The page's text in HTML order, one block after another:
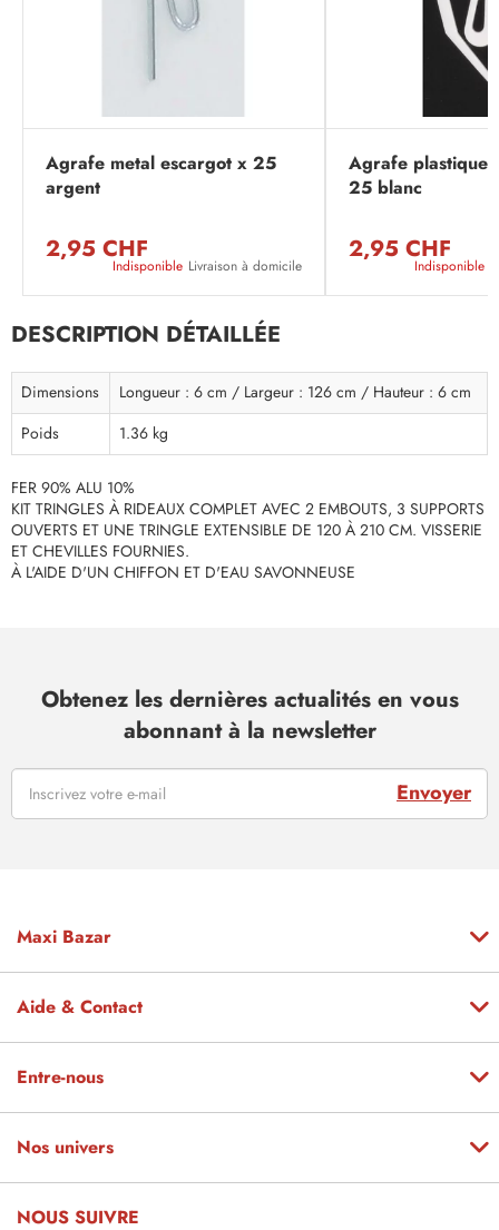
Agrafe metal escargot x 25
argent
2,95 CHF
Indisponible Livraison à domicile
Agrafe plastique
25 blanc
2,95 CHF
Indisponible
DESCRIPTION DÉTAILLÉE
Dimensions
Longueur : 6 cm / Largeur : 126 cm / Hauteur : 6 cm
Poids
1.36 kg
FER 90% ALU 10%
KIT TRINGLES À RIDEAUX COMPLET AVEC 2 EMBOUTS, 3 SUPPORTS
OUVERTS ET UNE TRINGLE EXTENSIBLE DE 120 À 210 CM. VISSERIE
ET CHEVILLES FOURNIES.
À L'AIDE D'UN CHIFFON ET D'EAU SAVONNEUSE
Obtenez les dernières actualités en vous
abonnant à la newsletter
Envoyer
Maxi Bazar
Aide & Contact
Entre-nous
Nos univers
NOUS SUIVRE